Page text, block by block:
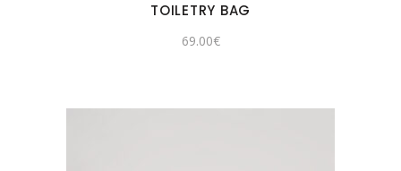
TOILETRY BAG
69.00€